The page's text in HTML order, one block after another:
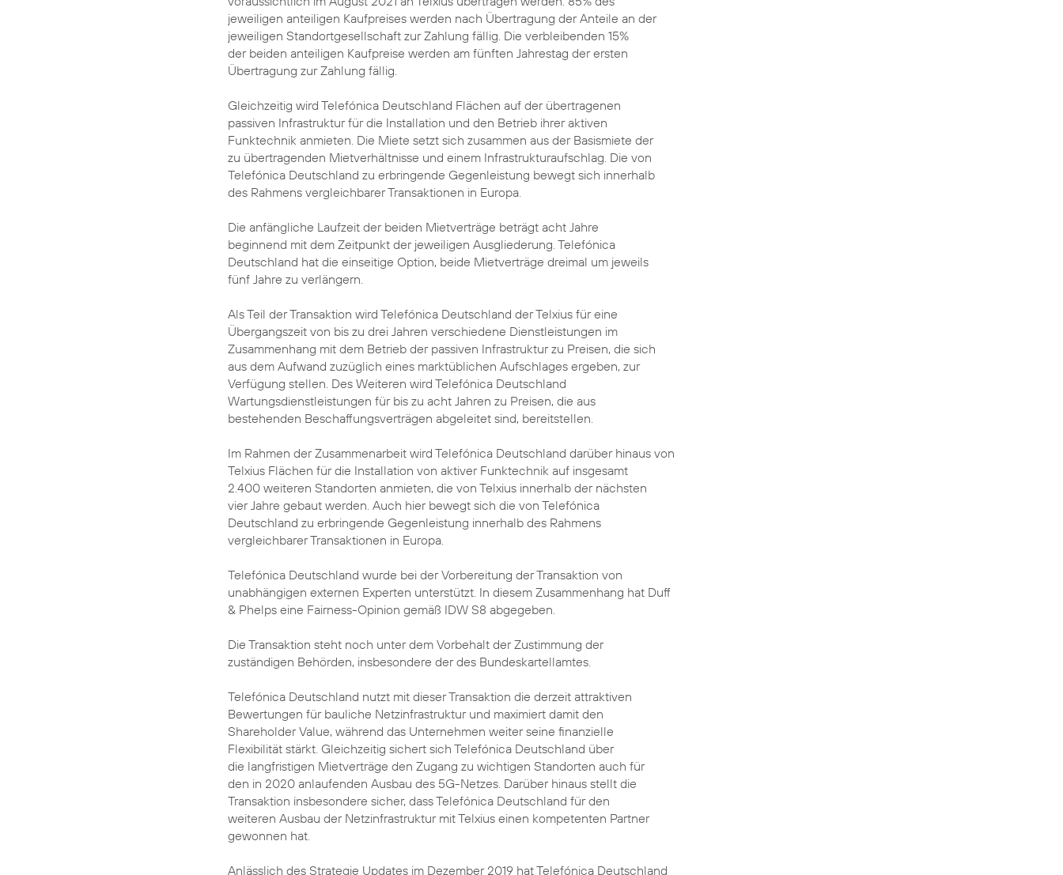
jeweiligen anteiligen Kaufpreises werden nach Übertragung der Anteile an der
jeweiligen Standortgesellschaft zur Zahlung fällig. Die verbleibenden 15%
der beiden anteiligen Kaufpreise werden am fünften Jahrestag der ersten
Übertragung zur Zahlung fällig.
Gleichzeitig wird Telefónica Deutschland Flächen auf der übertragenen
passiven Infrastruktur für die Installation und den Betrieb ihrer aktiven
Funktechnik anmieten. Die Miete setzt sich zusammen aus der Basismiete der
zu übertragenden Mietverhältnisse und einem Infrastrukturaufschlag. Die von
Telefónica Deutschland zu erbringende Gegenleistung bewegt sich innerhalb
des Rahmens vergleichbarer Transaktionen in Europa.
Die anfängliche Laufzeit der beiden Mietverträge beträgt acht Jahre
beginnend mit dem Zeitpunkt der jeweiligen Ausgliederung. Telefónica
Deutschland hat die einseitige Option, beide Mietverträge dreimal um jeweils
fünf Jahre zu verlängern.
Als Teil der Transaktion wird Telefónica Deutschland der Telxius für eine
Übergangszeit von bis zu drei Jahren verschiedene Dienstleistungen im
Zusammenhang mit dem Betrieb der passiven Infrastruktur zu Preisen, die sich
aus dem Aufwand zuzüglich eines marktüblichen Aufschlages ergeben, zur
Verfügung stellen. Des Weiteren wird Telefónica Deutschland
Wartungsdienstleistungen für bis zu acht Jahren zu Preisen, die aus
bestehenden Beschaffungsverträgen abgeleitet sind, bereitstellen.
Im Rahmen der Zusammenarbeit wird Telefónica Deutschland darüber hinaus von
Telxius Flächen für die Installation von aktiver Funktechnik auf insgesamt
2.400 weiteren Standorten anmieten, die von Telxius innerhalb der nächsten
vier Jahre gebaut werden. Auch hier bewegt sich die von Telefónica
Deutschland zu erbringende Gegenleistung innerhalb des Rahmens
vergleichbarer Transaktionen in Europa.
Telefónica Deutschland wurde bei der Vorbereitung der Transaktion von
unabhängigen externen Experten unterstützt. In diesem Zusammenhang hat Duff
& Phelps eine Fairness-Opinion gemäß IDW S8 abgegeben.
Die Transaktion steht noch unter dem Vorbehalt der Zustimmung der
zuständigen Behörden, insbesondere der des Bundeskartellamtes.
Telefónica Deutschland nutzt mit dieser Transaktion die derzeit attraktiven
Bewertungen für bauliche Netzinfrastruktur und maximiert damit den
Shareholder Value, während das Unternehmen weiter seine finanzielle
Flexibilität stärkt. Gleichzeitig sichert sich Telefónica Deutschland über
die langfristigen Mietverträge den Zugang zu wichtigen Standorten auch für
den in 2020 anlaufenden Ausbau des 5G-Netzes. Darüber hinaus stellt die
Transaktion insbesondere sicher, dass Telefónica Deutschland für den
weiteren Ausbau der Netzinfrastruktur mit Telxius einen kompetenten Partner
gewonnen hat.
Anlässlich des Strategie Updates im Dezember 2019 hat Telefónica Deutschland